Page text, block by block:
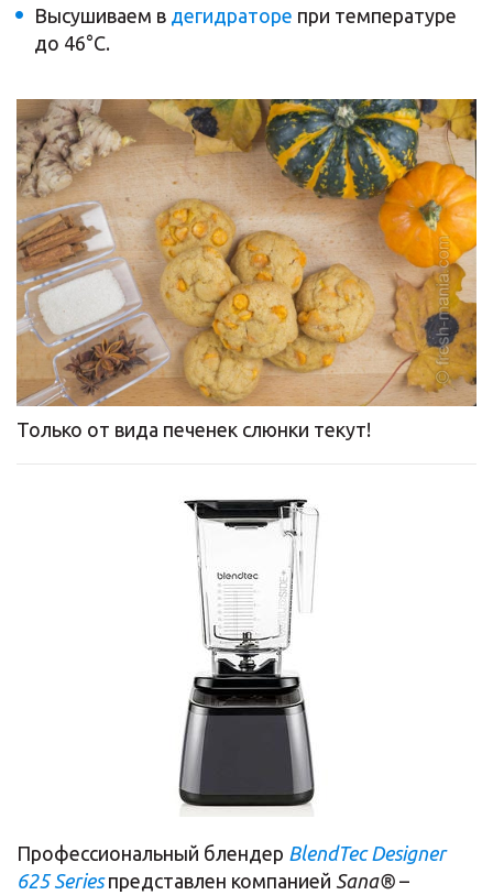
Высушиваем в дегидраторе при температуре
до 46°C.
Только от вида печенек слюнки текут!
Профессиональный блендер BlendTec Designer
625 Seriesпредставлен компанией Sana® –